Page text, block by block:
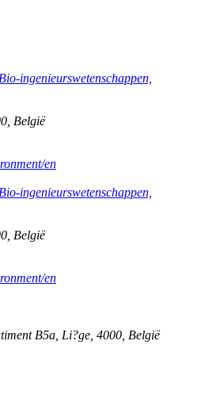
ingenieurswetenschappen,
België
en
ingenieurswetenschappen,
België
en
B5a Li?ge 4000 België